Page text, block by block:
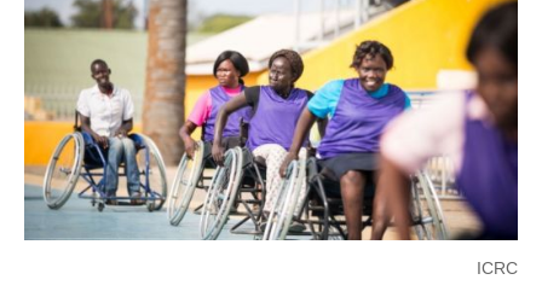
ICRC